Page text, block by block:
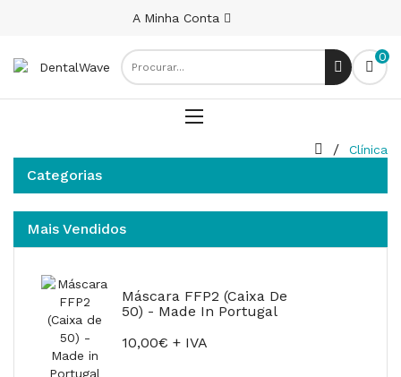
A Minha Conta
0
Clínica
Categorias
Mais Vendidos
Máscara FFP2 (Caixa De
50) - Made In Portugal
10,00€ + IVA